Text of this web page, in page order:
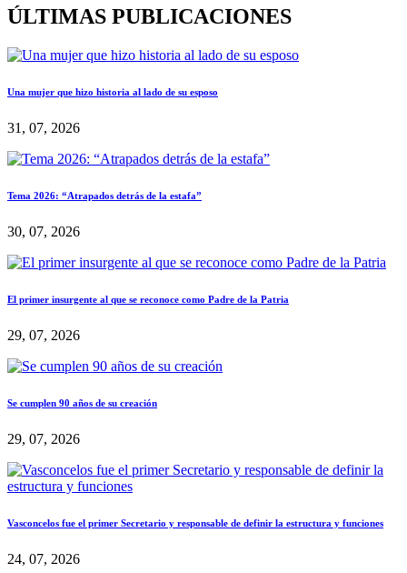
ÚLTIMAS PUBLICACIONES
Una mujer que hizo historia al lado de su esposo
31, 07, 2026
Tema 2026: “Atrapados detrás de la estafa”
30, 07, 2026
El primer insurgente al que se reconoce como Padre de la Patria
29, 07, 2026
Se cumplen 90 años de su creación
29, 07, 2026
Vasconcelos fue el primer Secretario y responsable de definir la estructura y funciones
24, 07, 2026